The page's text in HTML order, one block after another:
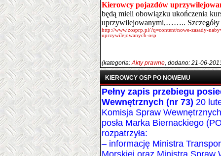
Kierowcy pojazdów
będą mieli obowiązku ukończenia
uprzywilejowanymi,…….. Szczegóły
http://www.zosprp.pl/?q=content/nowe-zasady-
uprzywilejowanych-osp
(kategoria:Akty prawne, dodano: 21-06-
KIEROWCY OSP PO NOWEMU
Pełny zapis przebiegu
Wewnętrznych (nr 73) 20
Komisja Spraw
posła Marka Biernackiego
rozpatrzyła:
– informację Ministra
Morskiej oraz Ministra Spraw